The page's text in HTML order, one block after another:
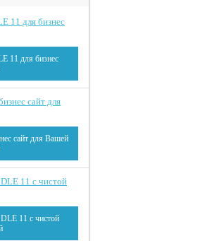
11 для бизнес
сайт для Вашей
11 с чистой